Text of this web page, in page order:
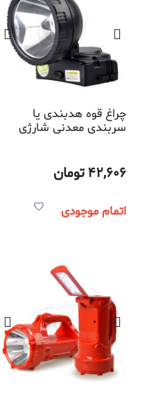
چراغ قوه هدبندی یا
سربندی معدنی شارژی
42,606تومان
اتمام موجودی